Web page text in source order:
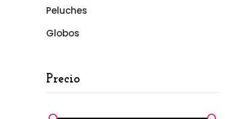
Peluches
Globos
Precio